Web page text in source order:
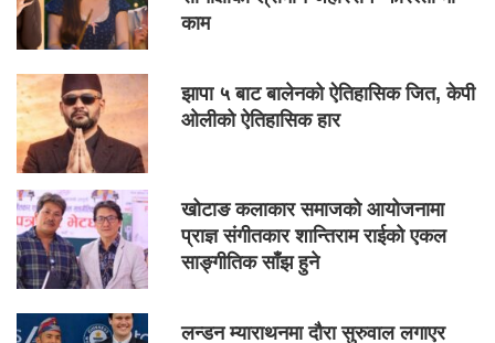
काम
झापा ५ बाट बालेनको ऐतिहासिक जित, केपी
ओलीको ऐतिहासिक हार
खोटाङ कलाकार समाजको आयोजनामा
प्राज्ञ संगीतकार शान्तिराम राईको एकल
साङ्गीतिक साँझ हुने
लन्डन म्याराथनमा दौरा सुरुवाल लगाएर